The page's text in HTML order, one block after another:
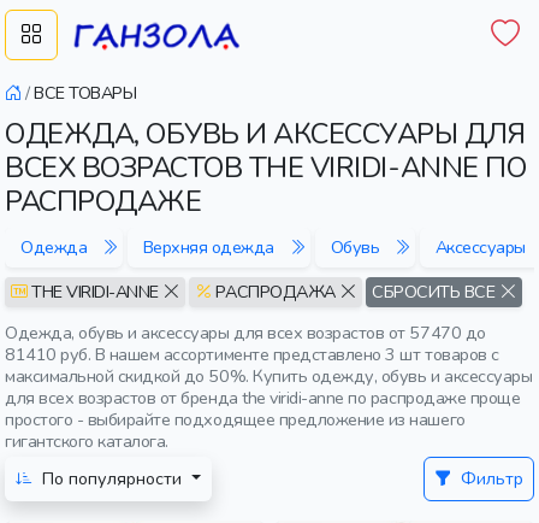
/ВСЕ ТОВАРЫ
ОДЕЖДА, ОБУВЬ И АКСЕССУАРЫ ДЛЯ
ВСЕХ ВОЗРАСТОВ THE VIRIDI-ANNE ПО
РАСПРОДАЖЕ
Одежда Верхняя одежда Обувь
Аксессуары
THE VIRIDI-ANNE
РАСПРОДАЖА
СБРОСИТЬ ВСЕ
Одежда, обувь и аксессуары для всех возрастов от 57470 до
81410 руб. В нашем ассортименте представлено 3 шт товаров с
максимальной скидкой до 50%. Купить одежду, обувь и аксессуары
для всех возрастов от бренда the viridi-anne по распродаже проще
простого - выбирайте подходящее предложение из нашего
гигантского каталога.
По популярности
Фильтр